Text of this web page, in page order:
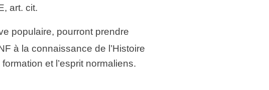
art. cit.
populaire, pourront prendre
à la connaissance de l’Histoire
et l’esprit normaliens.